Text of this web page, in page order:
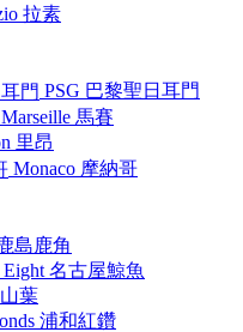
拉素
PSG 巴黎聖日耳門
Marseille 馬賽
里昂
Monaco 摩納哥
島鹿角
Eight 名古屋鯨魚
葉
浦和紅鑽